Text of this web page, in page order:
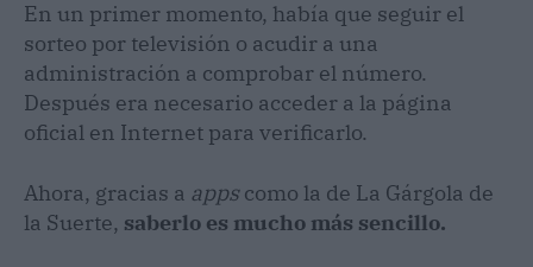
En un primer momento, había que seguir el
sorteo por televisión o acudir a una
administración a comprobar el número.
Después era necesario acceder a la página
oficial en Internet para verificarlo.
Ahora, gracias a appscomo la de La Gárgola de
la Suerte, saberlo es mucho más sencillo.